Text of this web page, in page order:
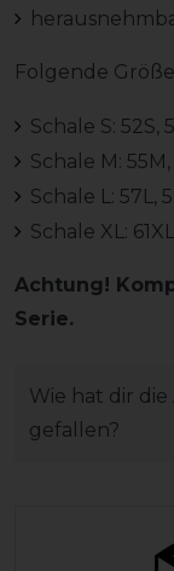
Folgende
Schale S: 52S,
Schale M:
Schale L: 57L,
Schale XL:
Achtung!
Serie.
Wie hat dir
gefallen?